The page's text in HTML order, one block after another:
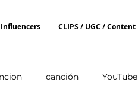
CLIPS / UGC / Content
canción YouTube